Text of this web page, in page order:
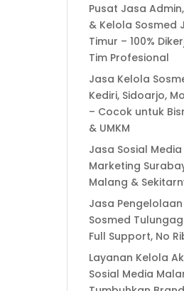
Pusat Jasa
& Kelola Sosmed
Timur – 100%
Tim Profesional
Jasa Kelola
Kediri, Sidoarjo,
– Cocok untuk
& UMKM
Jasa Sosial Media
Marketing
Malang &
Jasa Pengelolaan
Sosmed
Full Support, No
Layanan Kelola
Sosial Media